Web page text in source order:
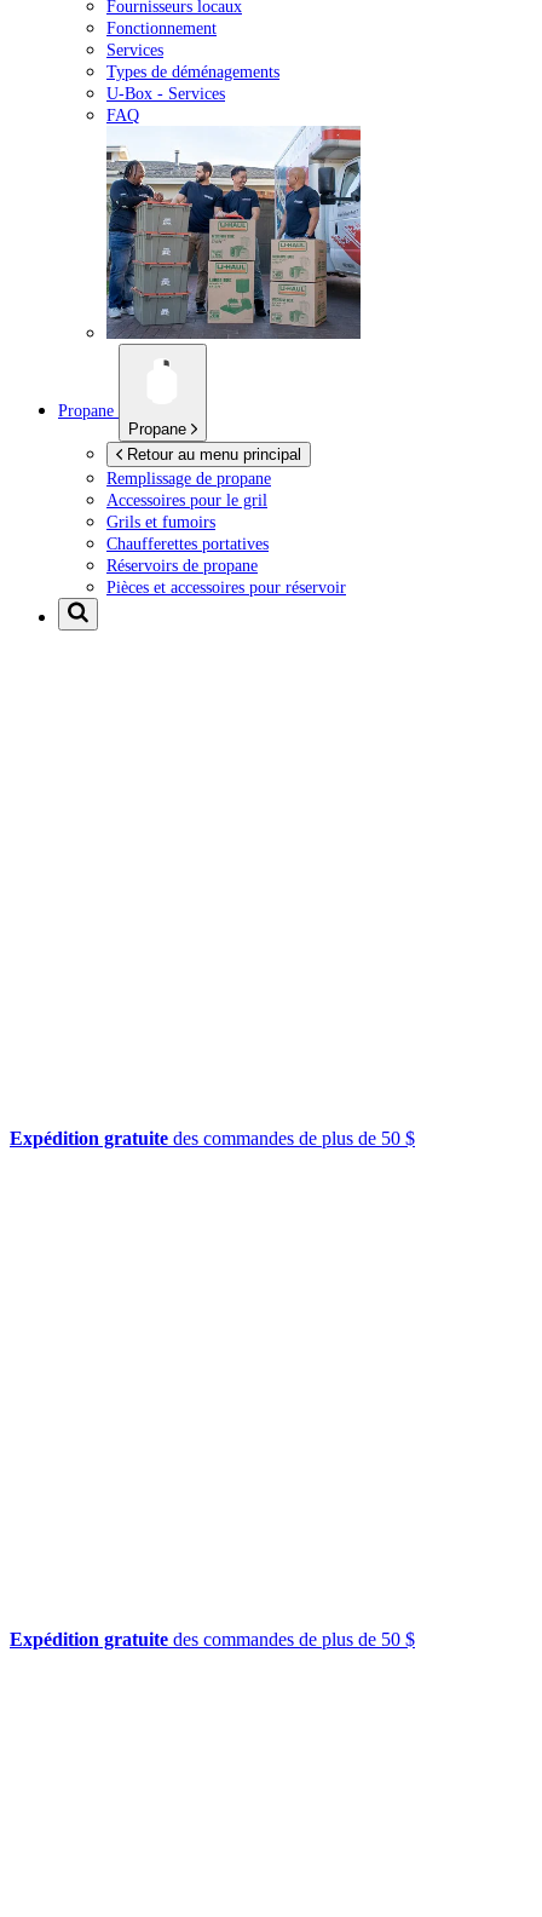
Fournisseurs locaux
Fonctionnement
Services
Types de déménagements
U-Box - Services
FAQ
Propane
Propane
Retour au menu principal
Remplissage de propane
Accessoires pour le gril
Grils et fumoirs
Chaufferettes portatives
Réservoirs de propane
Pièces et accessoires pour réservoir
Expédition gratuite des commandes de plus de 50 $
Expédition gratuite des commandes de plus de 50 $